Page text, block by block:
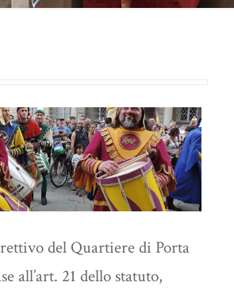
del Quartiere di Porta
all’art. 21 dello statuto,